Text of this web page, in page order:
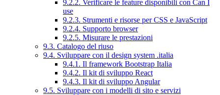
9.2.2. Verificare le feature disponibili con Can I
use
9.2.3. Strumenti e risorse per CSS e JavaScript
9.2.4. Supporto browser
9.2.5. Misurare le prestazioni
9.3. Catalogo del riuso
9.4. Sviluppare con il design system .italia
9.4.1. Il framework Bootstrap Italia
9.4.2. Il kit di sviluppo React
9.4.3. Il kit di sviluppo Angular
9.5. Sviluppare con i modelli di sito e servizi